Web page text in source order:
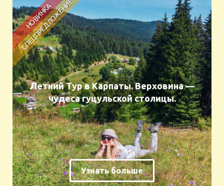
Летний Тур в Карпаты. Верховина —
чудеса гуцульской столицы.
Узнать больше